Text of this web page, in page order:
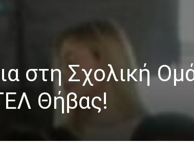
στη Σχολική
Θήβας!